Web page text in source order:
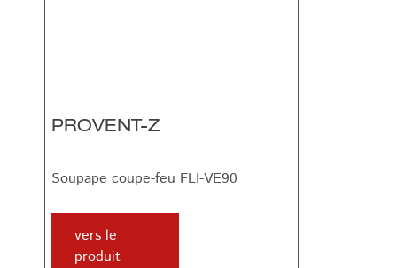
PROVENT-Z
Soupape coupe-feu FLI-VE90
vers le
produit